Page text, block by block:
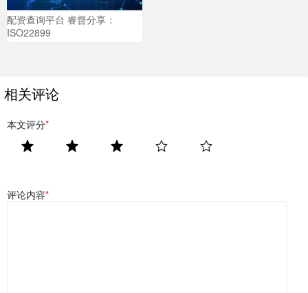
配资查询平台 睿督分享：
ISO22899
相关评论
本文评分*
评论内容*